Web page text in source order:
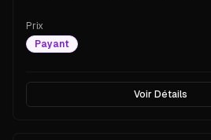
Prix
Payant
Voir Détails